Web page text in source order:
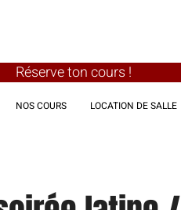
Réserve ton cours !
NOS COURS LOCATION DE SALLE